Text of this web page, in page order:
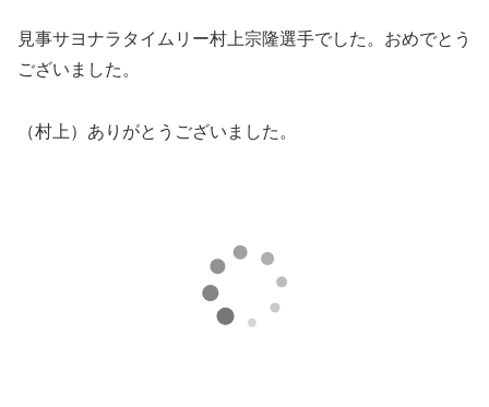
見事サヨナラタイムリー村上宗隆選手でした。おめでとう
ございました。
（村上）ありがとうございました。